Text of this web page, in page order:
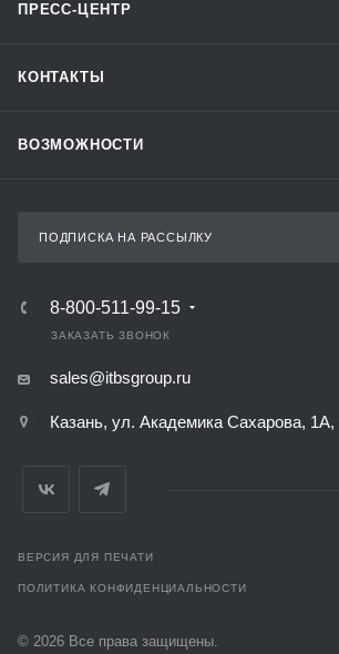
ПРЕСС-ЦЕНТР
КОНТАКТЫ
ВОЗМОЖНОСТИ
ПОДПИСКА НА РАССЫЛКУ
8-800-511-99-15
ЗАКАЗАТЬ ЗВОНОК
sales@itbsgroup.ru
Казань, ул. Академика Сахарова,
ВЕРСИЯ ДЛЯ ПЕЧАТИ
ПОЛИТИКА КОНФИДЕНЦИАЛЬНОСТИ
© 2026 Все права защищены.